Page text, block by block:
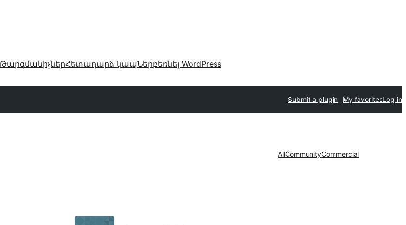
ԹարգմանիչներՀետադարձ կապՆերբեռնել WordPress
Submit a plugin My favoritesLog in
AllCommunityCommercial